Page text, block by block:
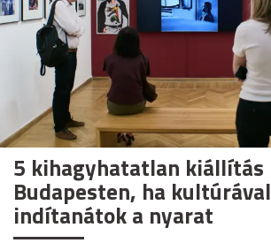
5 kihagyhatatlan kiállítás
Budapesten, ha kultúrával
indítanátok a nyarat